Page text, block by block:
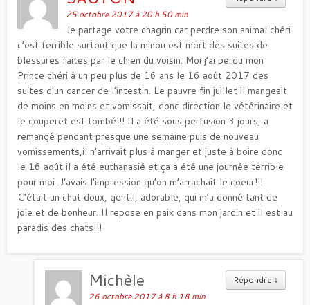
25 octobre 2017 à 20 h 50 min
Je partage votre chagrin car perdre son animal chéri
c’est terrible surtout que la minou est mort des suites de
blessures faites par le chien du voisin. Moi j’ai perdu mon
Prince chéri à un peu plus de 16 ans le 16 août 2017 des
suites d’un cancer de l’intestin. Le pauvre fin juillet il mangeait
de moins en moins et vomissait, donc direction le vétérinaire et
le couperet est tombé!!! Il a été sous perfusion 3 jours, a
remangé pendant presque une semaine puis de nouveau
vomissements,il n’arrivait plus à manger et juste à boire donc
le 16 août il a été euthanasié et ça a été une journée terrible
pour moi. J’avais l’impression qu’on m’arrachait le coeur!!!
C’était un chat doux, gentil, adorable, qui m’a donné tant de
joie et de bonheur. Il repose en paix dans mon jardin et il est au
paradis des chats!!!
Répondre ↓
Michèle
26 octobre 2017 à 8 h 18 min